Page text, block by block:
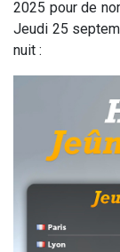
2025 pour de
Jeudi 25
nuit :